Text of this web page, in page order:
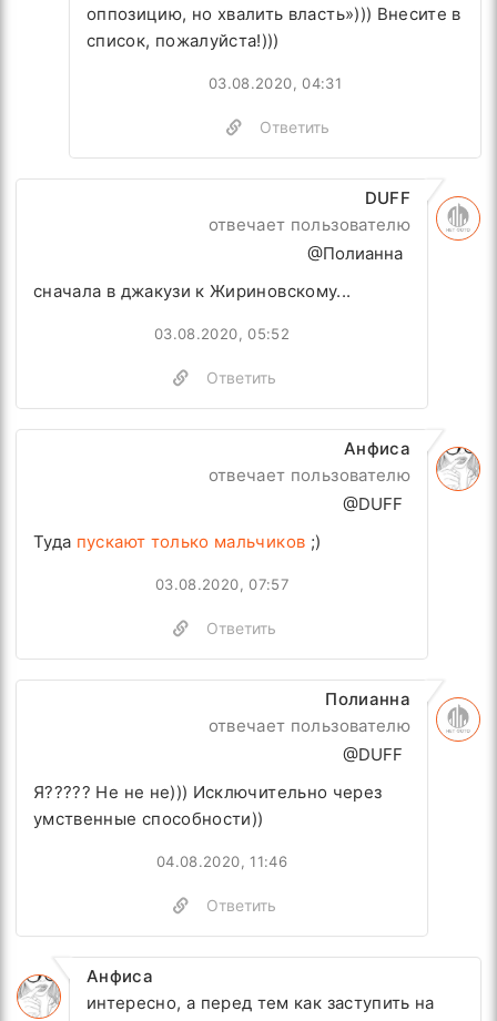
оппозицию, но хвалить власть»))) Внесите в
список, пожалуйста!)))
03.08.2020, 04:31
Ответить
DUFF
отвечает пользователю
@Полианна
сначала в джакузи к Жириновскому...
Ответить
03.08.2020, 05:52
Анфиса
отвечает пользователю
@DUFF
Туда пускают только мальчиков ;)
Ответить
03.08.2020, 07:57
Полианна
отвечает пользователю
@DUFF
Я????? Не не не))) Исключительно через
умственные способности))
Ответить
04.08.2020, 11:46
Анфиса
интересно, а перед тем как заступить на